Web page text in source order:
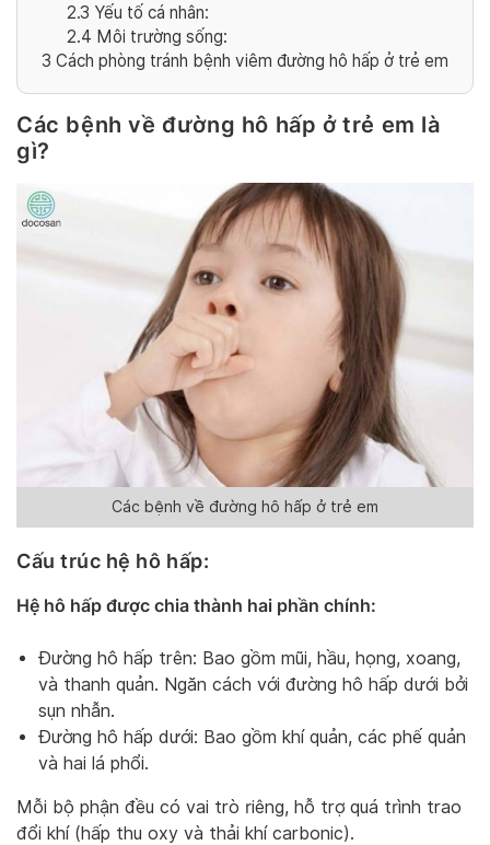
2.3 Yếu tố cá nhân:
2.4 Môi trường sống:
3 Cách phòng tránh bệnh viêm đường hô hấp ở trẻ em
Các bệnh về đường hô hấp ở trẻ em là
gì?
Các bệnh về đường hô hấp ở trẻ em
Cấu trúc hệ hô hấp:
Hệ hô hấp được chia thành hai phần chính:
Đường hô hấp trên: Bao gồm mũi, hầu, họng, xoang,
và thanh quản. Ngăn cách với đường hô hấp dưới bởi
sụn nhẫn.
Đường hô hấp dưới: Bao gồm khí quản, các phế quản
và hai lá phổi.
Mỗi bộ phận đều có vai trò riêng, hỗ trợ quá trình trao
đổi khí (hấp thu oxy và thải khí carbonic).